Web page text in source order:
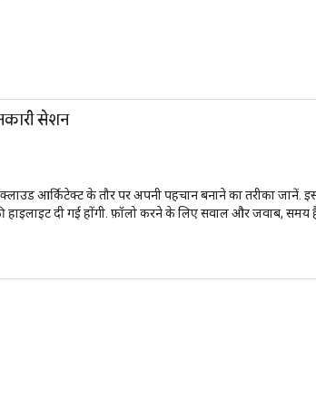
सेशन
आर्किटेक्ट के तौर पर अपनी पहचान बनाने का तरीका
हाइलाइट दी गई होंगी. फ़ॉलो करने के लिए सवाल और जवाब, समय